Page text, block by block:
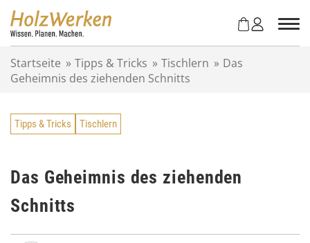
Startseite » Tipps & Tricks » Tischlern » Das
Geheimnis des ziehenden Schnitts
Tipps & Tricks Tischlern
Das Geheimnis des ziehenden
Schnitts